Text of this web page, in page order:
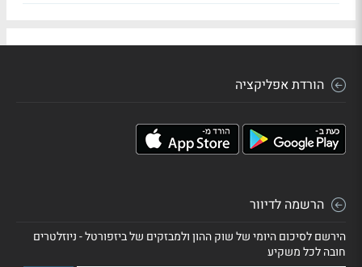
הורדת אפליקציה
הרשמה לדיוור
הירשם לסיכום היומי של שוק ההון ולמבזקים של ביזפורטל - ניוזלטרים
חובה לכל משקיע